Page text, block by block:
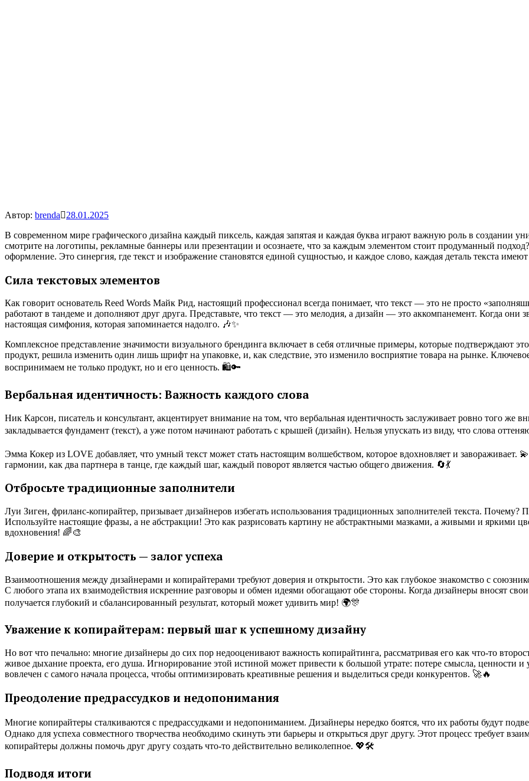
Автор: brenda
28.01.2025
В современном мире графического дизайна каждый пиксель, каждая запятая и каждая буква играют важную роль в создании
смотрите на логотипы, рекламные баннеры или презентации и осознаете, что за каждым элементом стоит продуманный
оформление. Это синергия, где текст и изображение становятся единой сущностью, и каждое слово, каждая деталь текста имеют
Сила текстовых элементов
Как говорит основатель Reed Words Майк Рид, настоящий профессионал всегда понимает, что текст — это не просто
работают в тандеме и дополняют друг друга. Представьте, что текст — это мелодия, а дизайн — это аккомпанемент. Когда они
настоящая симфония, которая запоминается надолго. 🎶✨
Комплексное представление значимости визуального брендинга включает в себя отличные примеры, которые подтверждают
продукт, решила изменить один лишь шрифт на упаковке, и, как следствие, это изменило восприятие товара на рынке.
воспринимаем не только продукт, но и его ценность. 🛍️🔑
Вербальная идентичность: Важность каждого слова
Ник Карсон, писатель и консультант, акцентирует внимание на том, что вербальная идентичность заслуживает ровно того же
закладывается фундамент (текст), а уже потом начинают работать с крышей (дизайн). Нельзя упускать из виду, что слова
Эмма Кокер из LOVE добавляет, что умный текст может стать настоящим волшебством, которое вдохновляет и завораживает.
гармонии, как два партнера в танце, где каждый шаг, каждый поворот является частью общего движения. 🔄💃
Отбросьте традиционные заполнители
Луи Зиген, фриланс-копирайтер, призывает дизайнеров избегать использования традиционных заполнителей текста. Почему?
Используйте настоящие фразы, а не абстракции! Это как разрисовать картину не абстрактными мазками, а живыми и яркими
вдохновения! 🌈🎨
Доверие и открытость — залог успеха
Взаимоотношения между дизайнерами и копирайтерами требуют доверия и открытости. Это как глубокое знакомство с
С любого этапа их взаимодействия искренние разговоры и обмен идеями обогащают обе стороны. Когда дизайнеры вносят
получается глубокий и сбалансированный результат, который может удивить мир! 🌍🎊
Уважение к копирайтерам: первый шаг к успешному дизайну
Но вот что печально: многие дизайнеры до сих пор недооценивают важность копирайтинга, рассматривая его как что-то
живое дыхание проекта, его душа. Игнорирование этой истиной может привести к большой утрате: потере смысла, ценности
вовлечен с самого начала процесса, чтобы оптимизировать креативные решения и выделиться среди конкурентов. 🚀🔥
Преодоление предрассудков и недопонимания
Многие копирайтеры сталкиваются с предрассудками и недопониманием. Дизайнеры нередко боятся, что их работы будут
Однако для успеха совместного творчества необходимо скинуть эти барьеры и открыться друг другу. Этот процесс требует
копирайтеры должны помочь друг другу создать что-то действительно великолепное. 💖🛠️
Подводя итоги